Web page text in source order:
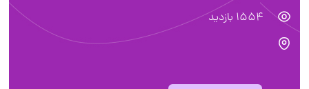
1554 بازدید